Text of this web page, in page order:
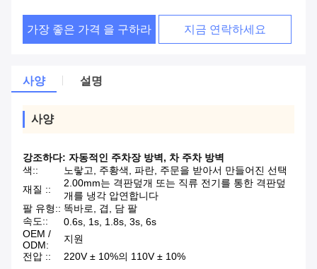
가장 좋은 가격 을 구하라 지금 연락하세요
사양 설명
사양
강조하다: 자동적인 주차장 방벽, 차 주차 방벽
색::
노랗고, 주황색, 파란, 주문을 받아서 만들어진 선택
재질 ::
2.00mm는 격판덮개 또는 직류 전기를 통한 격판덮
개를 냉각 압연합니다
팔 유형:: 똑바로, 겹, 담 팔
속도::
0.6s, 1s, 1.8s, 3s, 6s
OEM /
ODM:
지원
전압 ::
220V ± 10%의 110V ± 10%